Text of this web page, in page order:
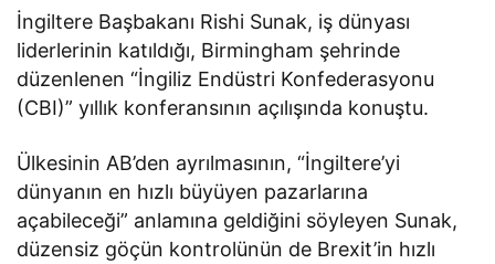
İngiltere Başbakanı Rishi Sunak, iş dünyası
liderlerinin katıldığı, Birmingham şehrinde
düzenlenen “İngiliz Endüstri Konfederasyonu
(CBI)” yıllık konferansının açılışında konuştu.
Ülkesinin AB’den ayrılmasının, “İngiltere’yi
dünyanın en hızlı büyüyen pazarlarına
açabileceği” anlamına geldiğini söyleyen Sunak,
düzensiz göçün kontrolünün de Brexit’in hızlı